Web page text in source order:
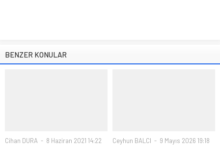
BENZER KONULAR
Cihan DURA 8 Haziran 2021 14:22 Ceyhun BALCI 9 Mayıs 2026 19:18